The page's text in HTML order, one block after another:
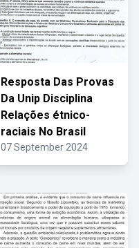
Resposta Das Provas
Da Unip Disciplina
Relações étnico-
raciais No Brasil
07 September 2024